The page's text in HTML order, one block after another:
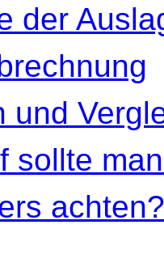
der
und
sollte
achten?